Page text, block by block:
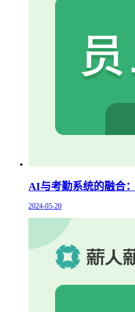
AI与考勤系统的融合
2024-05-20